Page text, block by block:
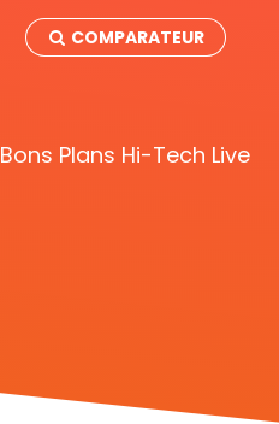
COMPARATEUR
Bons Plans Hi-Tech Live